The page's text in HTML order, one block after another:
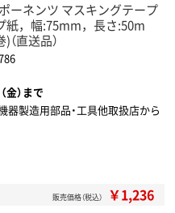
ーネンツ マスキングテープ
紙，幅:75mm，長さ:50m
直送品）
金）まで
器製造用部品・工具他取扱店から
販売価格（税込） ￥1,236